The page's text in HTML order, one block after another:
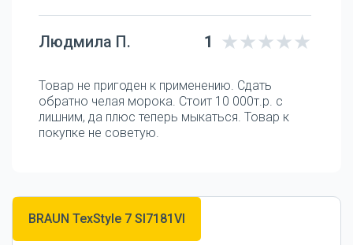
Людмила П. 1
Товар не пригоден к применению. Сдать
обратно челая морока. Стоит 10 000т.р. с
лишним, да плюс теперь мыкаться. Товар к
покупке не советую.
BRAUN TexStyle 7 SI7181VI